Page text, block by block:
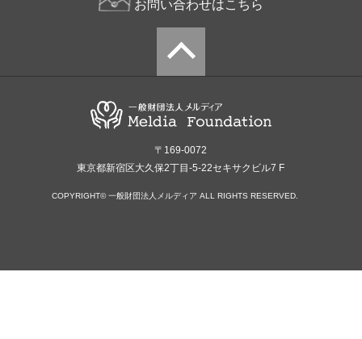
お問い合わせはこちら
〒169-0072
東京都新宿区大久保2丁目-5-22セキサクビル7 F
COPYRIGHT© 一般財団法人メルディア ALL RIGHTS RESERVED.